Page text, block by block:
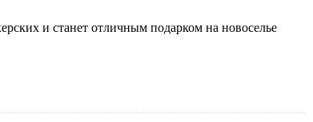
и станет отличным подарком на новоселье